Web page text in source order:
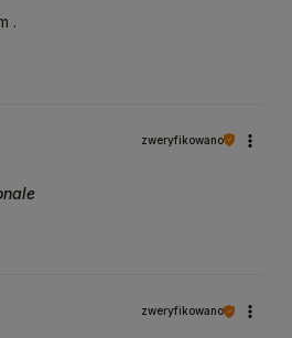
.
zweryfikowano
zweryfikowano